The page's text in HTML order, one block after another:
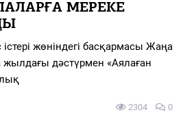
МЕРЕКЕ
жөніндегі басқармасы Жаңа
дәстүрмен «Аялаған
2304 0